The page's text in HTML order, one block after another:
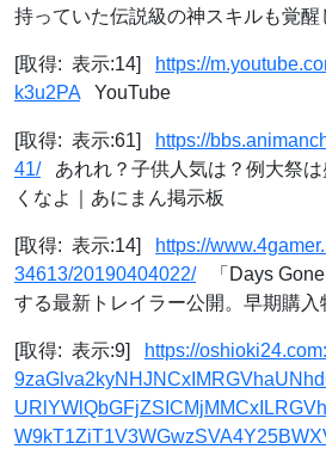
持っていた伝説級の神スキルも覚醒
[取得: 表示:14]
https://
k3u2PAYouTube
[取得: 表示:61]
https://
41/あれれ？子供人気は？例大祭は
くなよ｜あにまん掲示板
[取得: 表示:14]
https://
34613/20190404022/「Days Gone
する最新トレイラー公開。早期購
[取得: 表示:9]
https://